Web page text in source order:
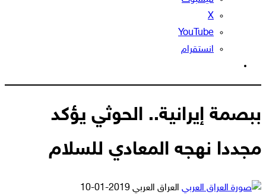
‫X
‫YouTube
انستقرام
المظلم
ببصمة إيرانية.. الحوثي يؤكد
مجددا نهجه المعادي للسلام
العراق العربي أرسل
2019-01-10